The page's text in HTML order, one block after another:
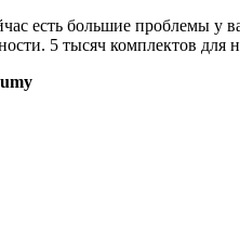
есть большие проблемы у
5 тысяч комплектов для